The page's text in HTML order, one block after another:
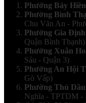
Phường Bảy
Phường Bình
Chu Văn An -
Phường Gia
Quận Bình Thạnh)
Phường Xuân
Sáu - Quận 3)
Phường An Hội
Gò Vấp)
Phường Thủ
Nghĩa - TPTDM -